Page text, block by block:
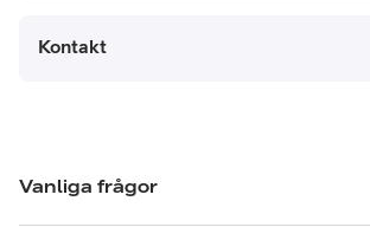
Kontakt
Vanliga frågor